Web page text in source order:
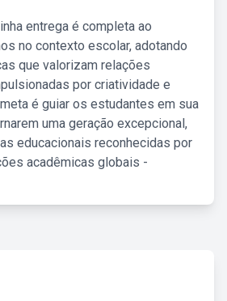
entrega é completa ao
no contexto escolar, adotando
que valorizam relações
por criatividade e
é guiar os estudantes em sua
uma geração excepcional,
educacionais reconhecidas por
acadêmicas globais -